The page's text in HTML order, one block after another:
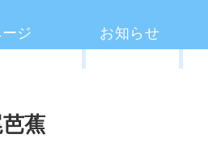
ジ お知らせ
蕉